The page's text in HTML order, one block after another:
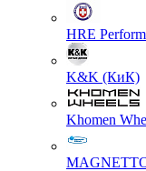
HRE
K&K (КиК)
Khomen